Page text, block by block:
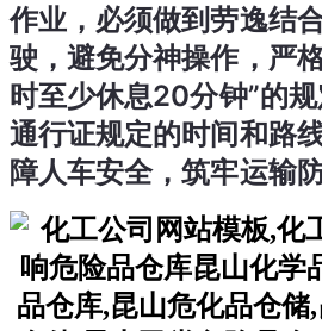
作业，必须做到劳逸结
驶，避免分神操作，严
时至少休息20分钟”的
通行证规定的时间和路
障人车安全，筑牢运输防